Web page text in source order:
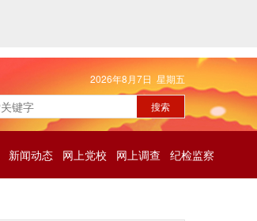
2026年8月7日 星期五
新闻动态 网上党校 网上调查 纪检监察